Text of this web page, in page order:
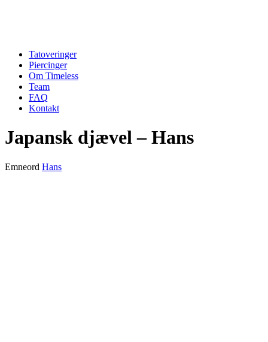
Tatoveringer
Piercinger
Om Timeless
Team
FAQ
Kontakt
Japansk djævel – Hans
Emneord Hans